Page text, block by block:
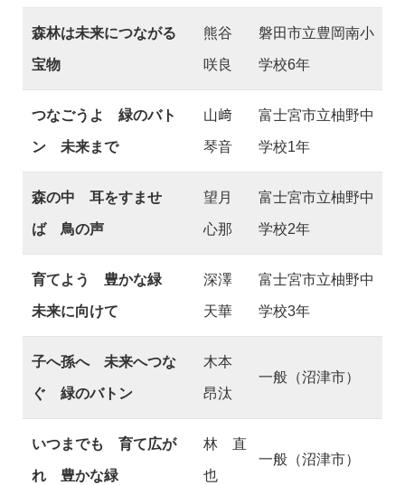
森林は未来につながる
宝物
熊谷
咲良
磐田市立豊岡南小
学校6年
つなごうよ 緑のバト
ン 未来まで
山﨑
琴音
富士宮市立柚野中
学校1年
森の中 耳をすませ
ば 鳥の声
望月
心那
富士宮市立柚野中
学校2年
育てよう 豊かな緑
未来に向けて
深澤
天華
富士宮市立柚野中
学校3年
子へ孫へ 未来へつな
ぐ 緑のバトン
木本
昂汰
一般（沼津市）
いつまでも 育て広が
れ 豊かな緑
林 直
也
一般（沼津市）